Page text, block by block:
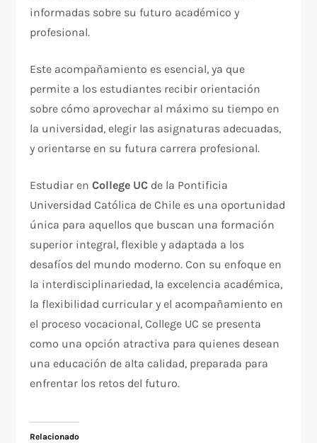
informadas sobre su futuro académico y
profesional.
Este acompañamiento es esencial, ya que
permite a los estudiantes recibir orientación
sobre cómo aprovechar al máximo su tiempo en
la universidad, elegir las asignaturas adecuadas,
y orientarse en su futura carrera profesional.
Estudiar enCollege UC de la Pontificia
Universidad Católica de Chile es una oportunidad
única para aquellos que buscan una formación
superior integral, flexible y adaptada a los
desafíos del mundo moderno. Con su enfoque en
la interdisciplinariedad, la excelencia académica,
la flexibilidad curricular y el acompañamiento en
el proceso vocacional, College UC se presenta
como una opción atractiva para quienes desean
una educación de alta calidad, preparada para
enfrentar los retos del futuro.
Relacionado